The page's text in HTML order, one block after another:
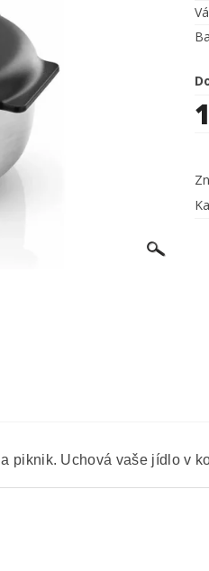
piknik. Uchová vaše jídlo v